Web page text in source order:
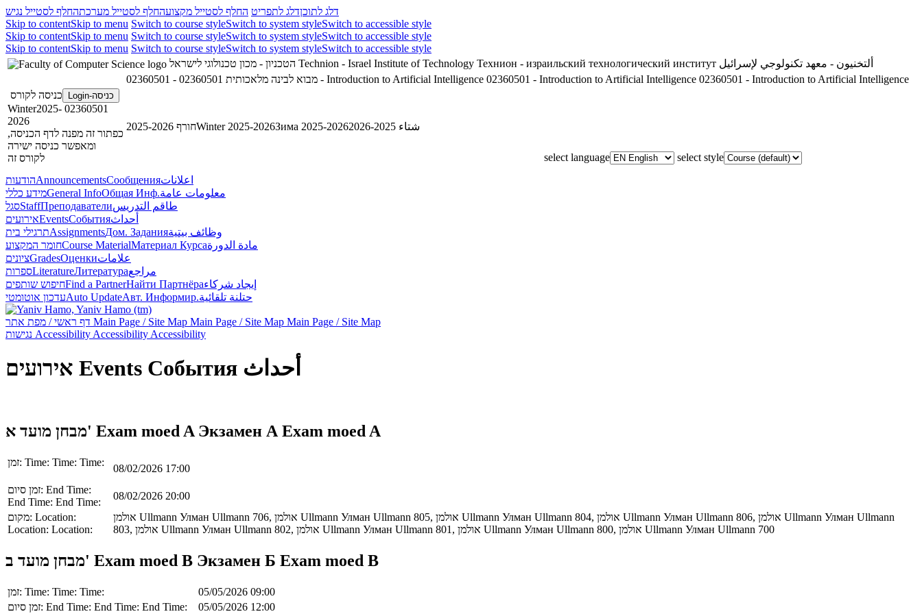
דלג לתוכןדלג לתפריט החלף לסטייל מקצועהחלף לסטייל מערכתהחלף לסטייל נגיש
Skip to contentSkip to menu Switch to course styleSwitch to system styleSwitch to accessible style
Skip to contentSkip to menu Switch to course styleSwitch to system styleSwitch to accessible style
Skip to contentSkip to menu Switch to course styleSwitch to system styleSwitch to accessible style
Technion - Israel Institute of Technology Технион - израильский технологический институт ألتخنيون - معهد تكنولوجي لإسرائيل
02360501 - מבוא לבינה מלאכותית 02360501 - Introduction to Artificial Intelligence 02360501 - Introduction to Artificial Intelligence 02360501 - Introduction to Artificial Intelligence
כניסה-Login
כניסה לקורס
02360501 Winter2025-
2026
כפתור זה מפנה לדף הכניסה,
ומאפשר כניסה ישירה
לקורס זה
חורף 2025-2026Winter 2025-2026Зима 2025-2026 شتاء 2025-2026
select language
select style
הודעותAnnouncementsСообщенияاعلانات
מידע כלליGeneral InfoОбщая Инф.معلومات عامة
סגלStaffПреподавателиطاقم التدريس
אירועיםEventsСобытияأحداث
תרגילי ביתAssignmentsДом. Заданияوظائف بيتية
חומר המקצועCourse MaterialМатериал Курсаمادة الدورة
ציוניםGradesОценкиعلامات
ספרותLiteratureЛитератураمراجع
חיפוש שותפיםFind a PartnerНайти Партнёраإيجاد شركاء
עדכון אוטומטיAuto UpdateАвт. Информир.حتلنة تلقائية
Main Page / Site Map Main Page / Site Map Main Page / Site Map
Accessibility Accessibility Accessibility
אירועים Events События أحداث
מבחן מועד א' Exam moed A Экзамен А Exam moed A
זמן: Time: Time: Time:
08/02/2026 17:00
זמן סיום: End Time:
End Time: End Time:
08/02/2026 20:00
מקום: Location:
Location: Location:
אולמן Ullmann Улман Ullmann 706, אולמן Ullmann Улман Ullmann 805, אולמן Ullmann Улман Ullmann 804, אולמן Ullmann Улман Ullmann 806, אולמן Ullmann Улман Ullmann
803, אולמן Ullmann Улман Ullmann 802, אולמן Ullmann Улман Ullmann 801, אולמן Ullmann Улман Ullmann 800, אולמן Ullmann Улман Ullmann 700
מבחן מועד ב' Exam moed B Экзамен Б Exam moed B
זמן: Time: Time: Time:
05/05/2026 09:00
זמן סיום: End Time: End Time: End Time: 05/05/2026 12:00